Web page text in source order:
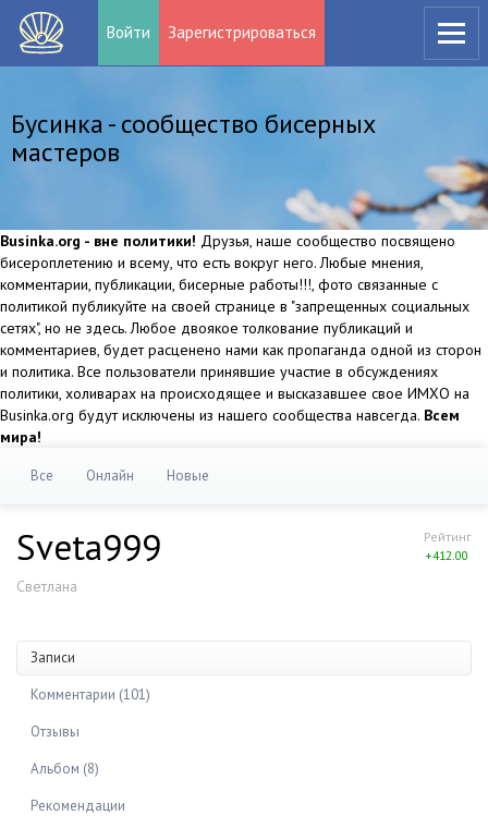
Войти Зарегистрироваться
Бусинка - сообщество бисерных
мастеров
Businka.org - вне политики! Друзья, наше сообщество посвящено
бисероплетению и всему, что есть вокруг него. Любые мнения,
комментарии, публикации, бисерные работы!!!, фото связанные с
политикой публикуйте на своей странице в "запрещенных социальных
сетях", но не здесь. Любое двоякое толкование публикаций и
комментариев, будет расценено нами как пропаганда одной из сторон
и политика. Все пользователи принявшие участие в обсуждениях
политики, холиварах на происходящее и высказавшее свое ИМХО на
Businka.org будут исключены из нашего сообщества навсегда. Всем
мира!
Все Онлайн Новые
Рейтинг
+412.00
Sveta999
Светлана
Записи
Комментарии (101)
Отзывы
Альбом (8)
Рекомендации